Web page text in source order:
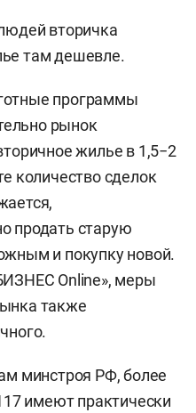
вторичка
там дешевле.
программы
рынок
жилье в 1,5−2
количество сделок
продать старую
и покупку новой.
Online», меры
также
минстроя РФ, более
имеют практически